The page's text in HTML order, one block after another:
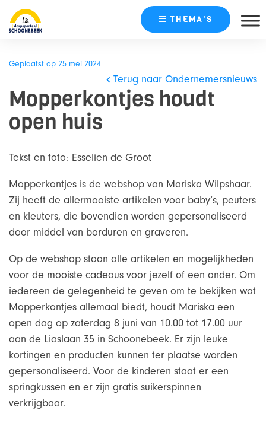
naar
THEMA’S
Geplaatst op 25 mei 2024
Terug naar Ondernemersnieuws
Mopperkontjes houdt
open huis
Tekst en foto: Esselien de Groot
Mopperkontjes is de webshop van Mariska Wilpshaar.
Zij heeft de allermooiste artikelen voor baby’s, peuters
en kleuters, die bovendien worden gepersonaliseerd
door middel van borduren en graveren.
Op de webshop staan alle artikelen en mogelijkheden
voor de mooiste cadeaus voor jezelf of een ander. Om
iedereen de gelegenheid te geven om te bekijken wat
Mopperkontjes allemaal biedt, houdt Mariska een
open dag op zaterdag 8 juni van 10.00 tot 17.00 uur
aan de Liaslaan 35 in Schoonebeek. Er zijn leuke
kortingen en producten kunnen ter plaatse worden
gepersonaliseerd. Voor de kinderen staat er een
springkussen en er zijn gratis suikerspinnen
verkrijgbaar.